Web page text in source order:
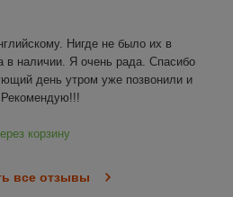
Нигде не было их в
в наличии. Я очень рада. Спасибо
день утром уже позвонили и
Рекомендую!!!
корзину
все отзывы